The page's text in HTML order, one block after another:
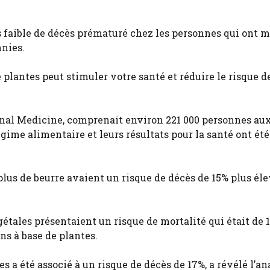
de décès prématuré chez les personnes qui ont
plantes peut stimuler votre santé et réduire le risque
Medicine, comprenait environ 221 000 personnes
alimentaire et leurs résultats pour la santé ont
de beurre avaient un risque de décès de 15% plus
présentaient un risque de mortalité qui était de
à base de plantes.
a été associé à un risque de décès de 17%, a révélé